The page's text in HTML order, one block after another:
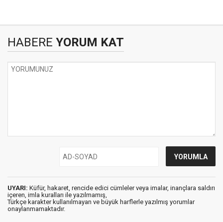
HABERE YORUM KAT
UYARI: Küfür, hakaret, rencide edici cümleler veya imalar, inançlara saldırı
içeren, imla kuralları ile yazılmamış,
Türkçe karakter kullanılmayan ve büyük harflerle yazılmış yorumlar
onaylanmamaktadır.